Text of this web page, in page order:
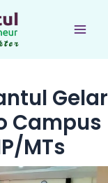
Gelar
Campus
MTs